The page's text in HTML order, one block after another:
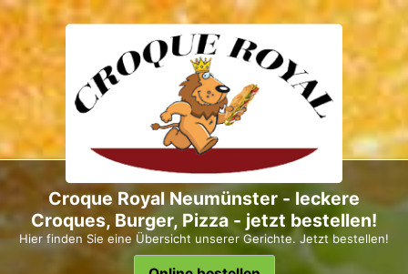
Croque Royal Neumünster - leckere
Croques, Burger, Pizza - jetzt bestellen!
Hier finden Sie eine Übersicht unserer Gerichte. Jetzt bestellen!